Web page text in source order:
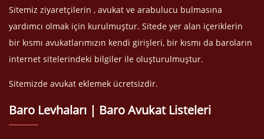
Sitemiz ziyaretçilerin , avukat ve arabulucu bulmasına
yardımcı olmak için kurulmuştur. Sitede yer alan içeriklerin
bir kısmı avukatlarımızın kendi girişleri, bir kısmı da baroların
internet sitelerindeki bilgiler ile oluşturulmuştur.
Sitemizde avukat eklemek ücretsizdir.
Baro Levhaları | Baro Avukat Listeleri